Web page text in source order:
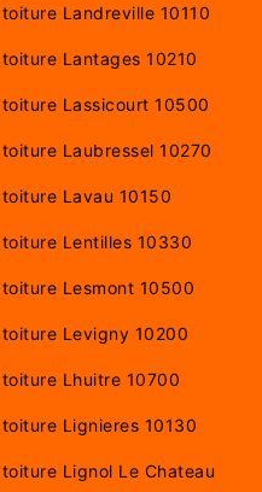
Landreville 10110
Lantages 10210
Lassicourt 10500
Laubressel 10270
Lavau 10150
Lentilles 10330
Lesmont 10500
Levigny 10200
Lhuitre 10700
Lignieres 10130
Lignol Le Chateau